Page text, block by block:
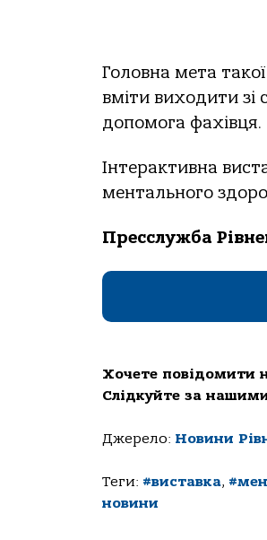
Головна мета
вміти виходити зі
допомога фахівця.
Інтерактивна
ментального
Пресслужба
Хочете повідомити
Слідкуйте за
Джерело: Новини
Теги: #виставка,
новини